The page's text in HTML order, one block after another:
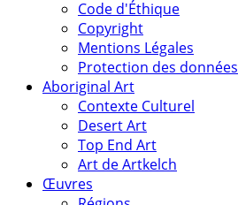
Code d'Éthique
Copyright
Mentions Légales
Protection des données
Aboriginal Art
Contexte Culturel
Desert Art
Top End Art
Art de Artkelch
Œuvres